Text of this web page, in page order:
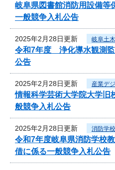
岐阜県図書館消防用設備等
一般競争入札公告
2025年2月28日更新 岐阜土
令和7年度 浄化導水観測
公告
2025年2月28日更新 産業デ
情報科学芸術大学院大学旧
般競争入札公告
2025年2月28日更新 消防学校
令和7年度岐阜県消防学校
借に係る一般競争入札公告